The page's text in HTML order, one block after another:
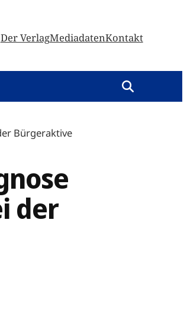
Der VerlagMediadatenKontakt
Bürgeraktive
der